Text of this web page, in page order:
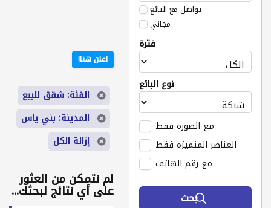
تواصل مع البائع
مجاني
فترة
نوع البائع
مع الصورة فقط
العناصر المتميزة فقط
مع رقم الهاتف
بحث
اعلن هنا!
الفئة: شقق للبيع
المدينة: بني ياس
إزالة الكل
لم نتمكن من العثور
على أي نتائج لبحثك...